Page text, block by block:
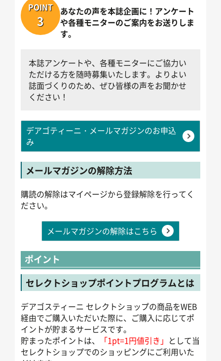
POINT
3
あなたの声を本誌企画に！アンケート
や各種モニターのご案内をお送りしま
す。
本誌アンケートや、各種モニターにご協力い
ただける方を随時募集いたします。よりよい
誌面づくりのため、ぜひ皆様の声をお聞かせ
ください！
デアゴティーニ・メールマガジンのお申込
み
メールマガジンの解除方法
購読の解除はマイページから登録解除を行ってく
ださい。
メールマガジンの解除はこちら
ポイント
セレクトショップポイントプログラムとは
デアゴスティーニ セレクトショップの商品をWEB
経由でご購入いただいた際に、ご購入に応じてポ
イントが貯まるサービスです。
貯まったポイントは、
「1pt=1円値引き」 として当
セレクトショップでのショッピングにご利用いた